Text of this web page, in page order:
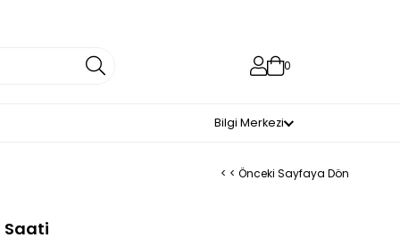
0
Bilgi Merkezi
< < Önceki Sayfaya Dön
Saati